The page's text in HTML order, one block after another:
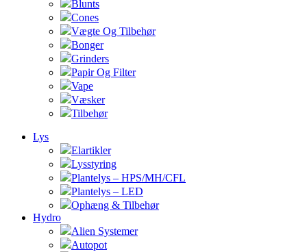
Blunts
Cones
Vægte Og Tilbehør
Bonger
Grinders
Papir Og Filter
Vape
Væsker
Tilbehør
Lys
Elartikler
Lysstyring
Plantelys – HPS/MH/CFL
Plantelys – LED
Ophæng & Tilbehør
Hydro
Alien Systemer
Autopot